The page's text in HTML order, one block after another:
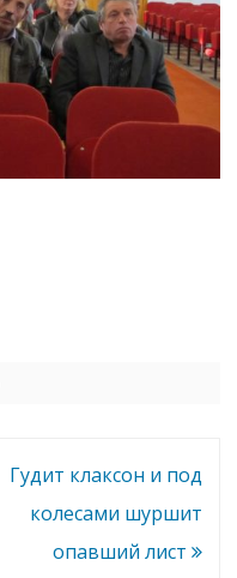
Гудит клаксон и под
колесами шуршит
опавший лист